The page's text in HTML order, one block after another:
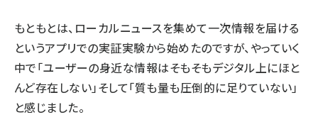
もともとは、ローカルニュースを集めて一次情報を届ける
というアプリでの実証実験から始めたのですが、やっていく
中で「ユーザーの身近な情報はそもそもデジタル上にほと
んど存在しない」そして「質も量も圧倒的に足りていない」
と感じました。